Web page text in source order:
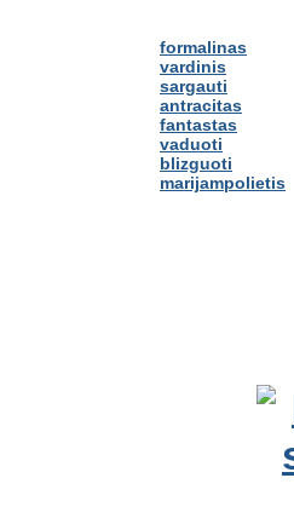
formalinas
vardinis
sargauti
antracitas
fantastas
vaduoti
blizguoti
marijampolietis